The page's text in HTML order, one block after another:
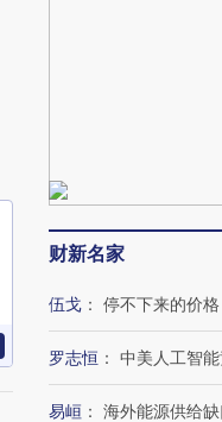
财新名家
伍戈 ： 停不下来的价格
罗志恒 ： 中美人工智
易峘 ： 海外能源供给